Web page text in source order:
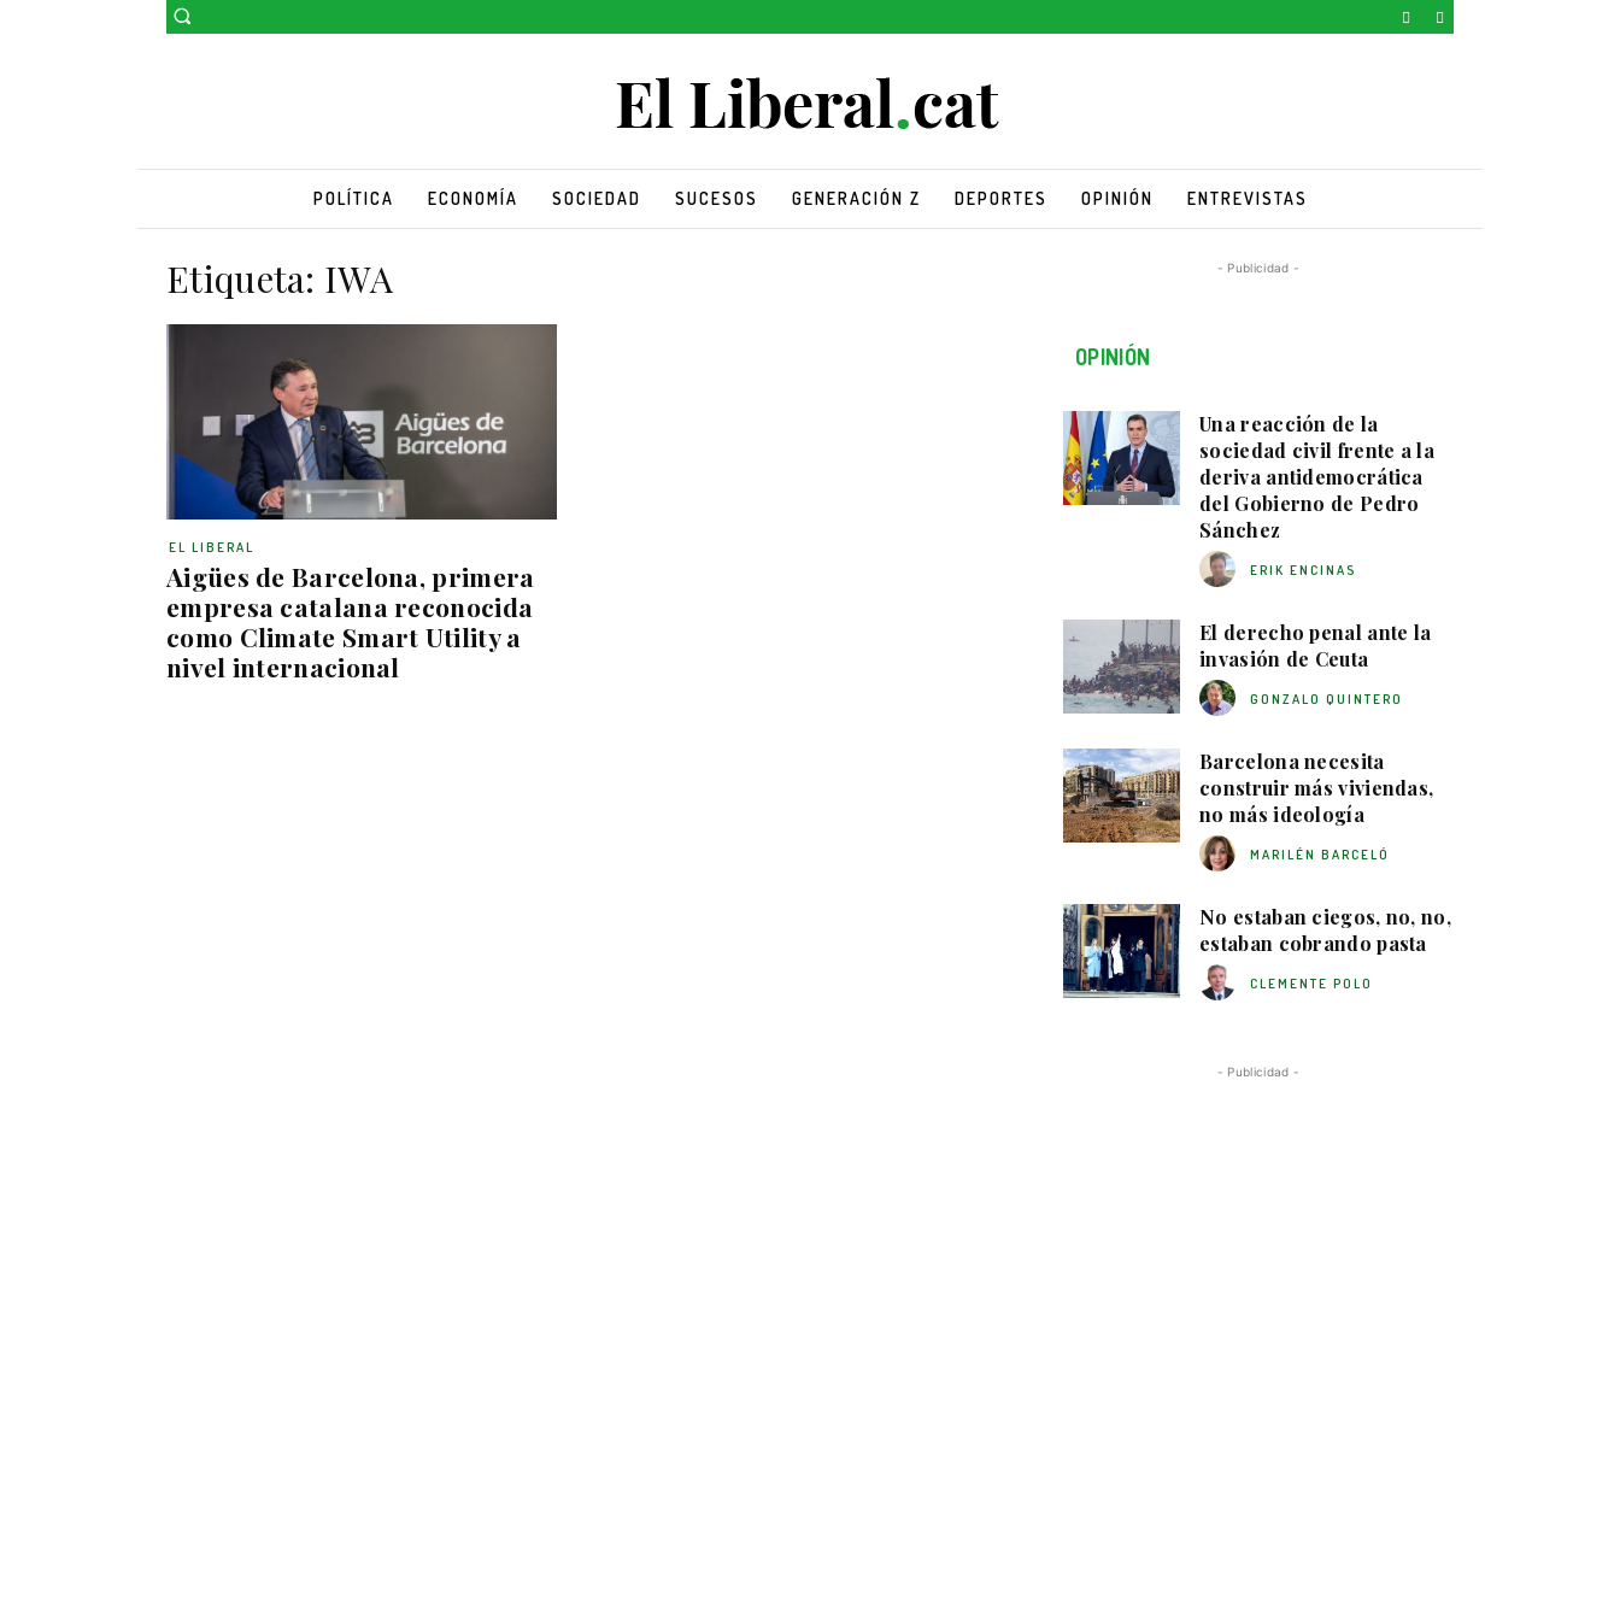
POLÍTICA ECONOMÍA SOCIEDAD SUCESOS GENERACIÓN Z DEPORTES OPINIÓN ENTREVISTAS
Etiqueta: IWA
Aigües de Barcelona, primera
empresa catalana reconocida
como Climate Smart Utility a
nivel internacional
EL LIBERAL
- Publicidad -
OPINIÓN
Una reacción de la
sociedad civil frente a la
deriva antidemocrática
del Gobierno de Pedro
Sánchez
ERIK ENCINAS
El derecho penal ante la
invasión de Ceuta
GONZALO QUINTERO
Barcelona necesita
construir más viviendas,
no más ideología
MARILÉN BARCELÓ
No estaban ciegos, no, no,
estaban cobrando pasta
CLEMENTE POLO
- Publicidad -